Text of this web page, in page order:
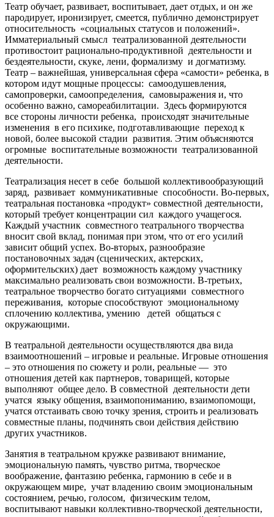
Театр обучает, развивает, воспитывает, дает отдых, и он же
пародирует, иронизирует, смеется, публично демонстрирует
относительность «социальных статусов и положений».
Имматериальный смысл театрализованной деятельности
противостоит рационально-продуктивной деятельности и
бездеятельности, скуке, лени, формализму и догматизму.
Театр – важнейшая, универсальная сфера «самости» ребенка, в
котором идут мощные процессы: самоодушевления,
самопроверки, самоопределения, самовыражения и, что
особенно важно, самореабилитации. Здесь формируются
все стороны личности ребенка, происходят значительные
изменения в его психике, подготавливающие переход к
новой, более высокой стадии развития. Этим объясняются
огромные воспитательные возможности театрализованной
деятельности.
Театрализация несет в себе большой коллективообразующий
заряд, развивает коммуникативные способности. Во-первых,
театральная постановка «продукт» совместной деятельности,
который требует концентрации сил каждого учащегося.
Каждый участник совместного театрального творчества
вносит свой вклад, понимая при этом, что от его усилий
зависит общий успех. Во-вторых, разнообразие
постановочных задач (сценических, актерских,
оформительских) дает возможность каждому участнику
максимально реализовать свои возможности. В-третьих,
театральное творчество богато ситуациями совместного
переживания, которые способствуют эмоциональному
сплочению коллектива, умению детей общаться с
окружающими.
В театральной деятельности осуществляются два вида
взаимоотношений – игровые и реальные. Игровые отношения
– это отношения по сюжету и роли, реальные — это
отношения детей как партнеров, товарищей, которые
выполняют общее дело. В совместной деятельности дети
учатся языку общения, взаимопониманию, взаимопомощи,
учатся отстаивать свою точку зрения, строить и реализовать
совместные планы, подчинять свои действия действию
других участников.
Занятия в театральном кружке развивают внимание,
эмоциональную память, чувство ритма, творческое
воображение, фантазию ребенка, гармонию в себе и в
окружающем мире, учат владению своим эмоциональным
состоянием, речью, голосом, физическим телом,
воспитывают навыки коллективно-творческой деятельности,